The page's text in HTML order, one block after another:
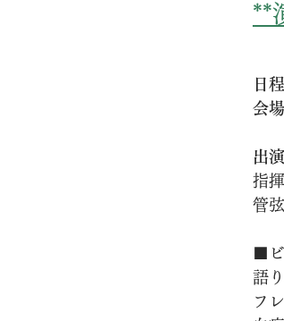
**
日
会
出演
指
管
■ビ
語
フ